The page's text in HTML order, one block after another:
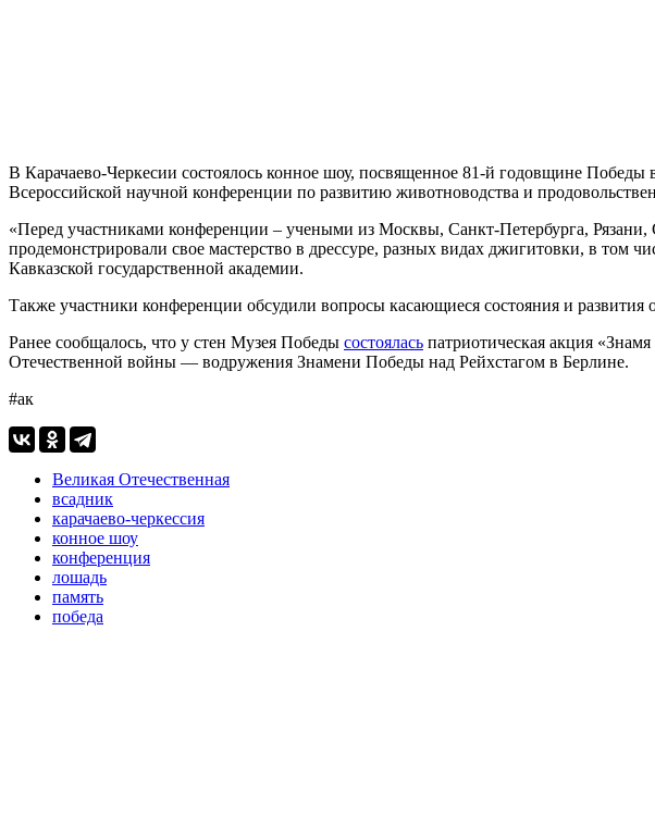
В Карачаево-Черкесии состоялось конное шоу, посвященное 81-й годовщине
Всероссийской научной конференции по развитию животноводства и
«Перед участниками конференции – учеными из Москвы, Санкт-Петербурга,
продемонстрировали свое мастерство в дрессуре, разных видах джигитовки, в том
Кавказской государственной академии.
Также участники конференции обсудили вопросы касающиеся состояния и
Ранее сообщалось, что у стен Музея Победы состоялась патриотическая акция
Отечественной войны — водружения Знамени Победы над Рейхстагом в Берлине.
#ак
Великая Отечественная
всадник
карачаево-черкессия
конное шоу
конференция
лошадь
память
победа